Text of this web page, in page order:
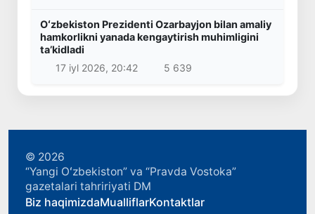
Oʻzbekiston Prezidenti Ozarbayjon bilan amaliy
hamkorlikni yanada kengaytirish muhimligini
taʼkidladi
17 iyl 2026, 20:42
5 639
© 2026
“Yangi Oʻzbekiston” va “Pravda Vostoka”
gazetalari tahririyati DM
Biz haqimizdaMualliflarKontaktlar